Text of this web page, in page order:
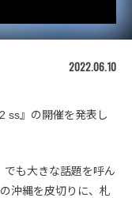
2022.06.10
ss』の開催を発表し
でも大きな話題を呼ん
沖縄を皮切りに、札